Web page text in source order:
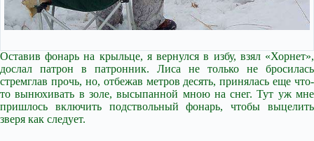
Оставив фонарь на крыльце, я вернулся в избу, взял «Хорнет»,
дослал патрон в патронник. Лиса не только не бросилась
стремглав прочь, но, отбежав метров десять, принялась еще что-
то вынюхивать в золе, высыпанной мною на снег. Тут уж мне
пришлось включить подствольный фонарь, чтобы выцелить
зверя как следует.